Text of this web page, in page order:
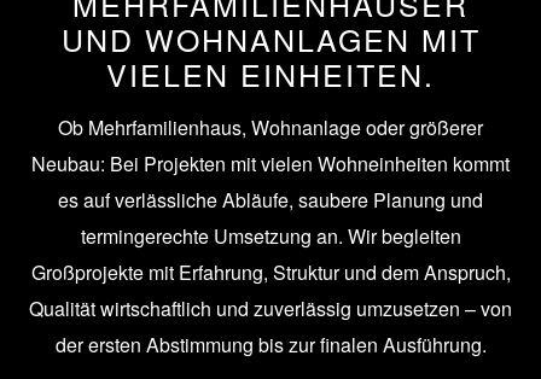
UND WOHNANLAGEN MIT
VIELEN EINHEITEN.
Ob Mehrfamilienhaus, Wohnanlage oder größerer
Neubau: Bei Projekten mit vielen Wohneinheiten kommt
es auf verlässliche Abläufe, saubere Planung und
termingerechte Umsetzung an. Wir begleiten
Großprojekte mit Erfahrung, Struktur und dem Anspruch,
Qualität wirtschaftlich und zuverlässig umzusetzen – von
der ersten Abstimmung bis zur finalen Ausführung.